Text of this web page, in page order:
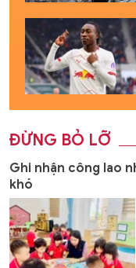
ĐỪNG BỎ LỠ
Ghi nhận công lao
khó